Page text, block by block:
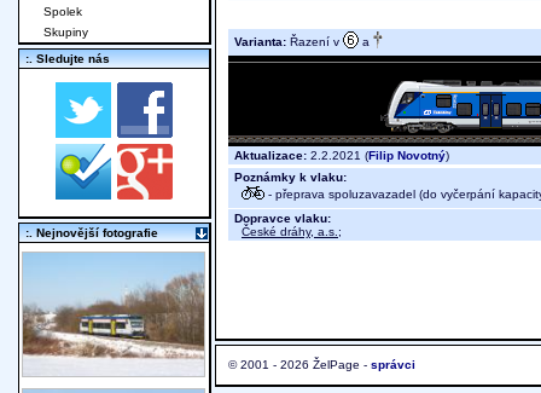
Varianta: Řazení v a
Aktualizace: 2.2.2021 (Filip Novotný)
Poznámky k vlaku:
- přeprava spoluzavazadel (do vyčerpání
Dopravce vlaku:
České dráhy, a.s. ;
© 2001 - 2026 ŽelPage - správci
Spolek
Skupiny
:. Sledujte nás
:. Nejnovější fotografie